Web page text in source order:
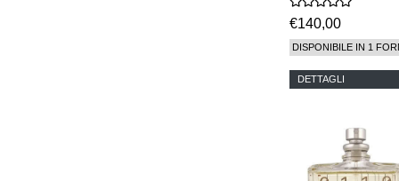
€140,00
DISPONIBILE IN 1
DETTAGLI